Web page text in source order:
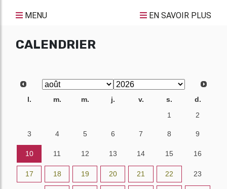
MENU EN SAVOIR PLUS
CALENDRIER
l. m. m. j. v. s.
d.
1 2
3 4 5 6 7 8 9
10 11 12 13 14 15 16
17 18 19 20 21 22 23